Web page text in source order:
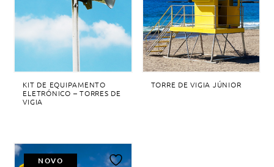
desejos
KIT DE EQUIPAMENTO
ELETRÓNICO – TORRES DE
VIGIA
desejos
TORRE DE VIGIA JÚNIOR
NOVO